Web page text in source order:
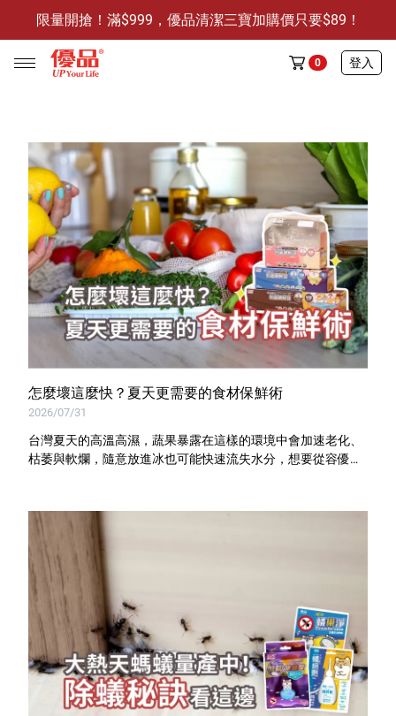
限量開搶！滿$999，優品清潔三寶加購價只要$89！
防霉清潔好幫手-任3件贈保濕抗菌洗手乳
限量開搶！滿$999，優品清潔三寶加購價只要$89！
0 登入
任選活動
🔥任選1件折9元-新老客戶感恩回饋
商品介紹
全部商品
限時特賣
防霉清潔好幫手(任3件，贈抗菌保濕洗手乳)
室內外除蟲專區
媽媽廚房專區
浴室清潔專區
清潔大掃除專區
精油香氛專區
強效誘引捕黏板
優品x柴語錄
團購專區
關於優品
怎麼壞這麼快？夏天更需要的食材保鮮術
2026/07/31
台灣夏天的高溫高濕，蔬果暴露在這樣的環境中會加速老化、
枯萎與軟爛，隨意放進冰也可能快速流失水分，想要從容優雅